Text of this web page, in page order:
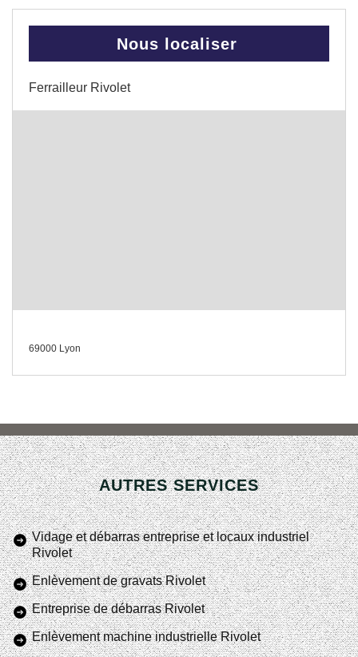
Nous localiser
Ferrailleur Rivolet
69000 Lyon
AUTRES SERVICES
Vidage et débarras entreprise et locaux industriel
Rivolet
Enlèvement de gravats Rivolet
Entreprise de débarras Rivolet
Enlèvement machine industrielle Rivolet